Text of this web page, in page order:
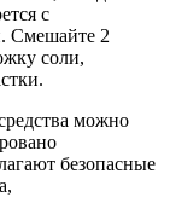
с
Смешайте 2
соли,
можно
безопасные